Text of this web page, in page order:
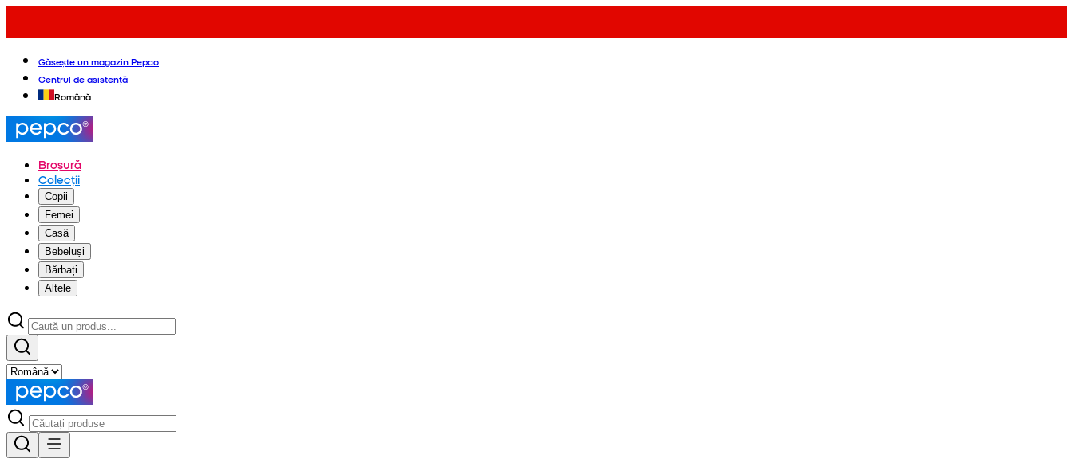
Găsește un magazin Pepco
Centrul de asistență
Română
Broșură
Colecții
Copii
Femei
Casă
Bebeluși
Bărbați
Altele